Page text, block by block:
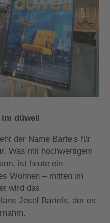
düwell
der Name Bartels für
Was mit hochwertigem
ist heute ein
Wohnen – mitten im
wird das
Josef Bartels, der es